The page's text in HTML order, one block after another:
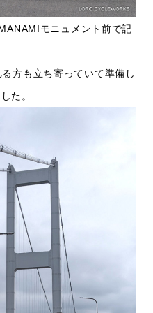
モニュメント前で記
方も立ち寄っていて準備し
た。